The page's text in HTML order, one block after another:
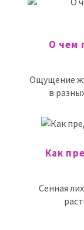
О чем
Ощущение
в
Как
Сенная